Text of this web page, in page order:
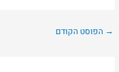
→ הפוסט הקודם